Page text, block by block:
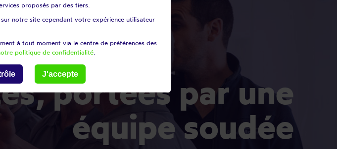
équipe soudée
proposés par des tiers.
notre site cependant votre expérience utilisateur
à tout moment via le centre de préférences des
politique de confidentialité
J'accepte